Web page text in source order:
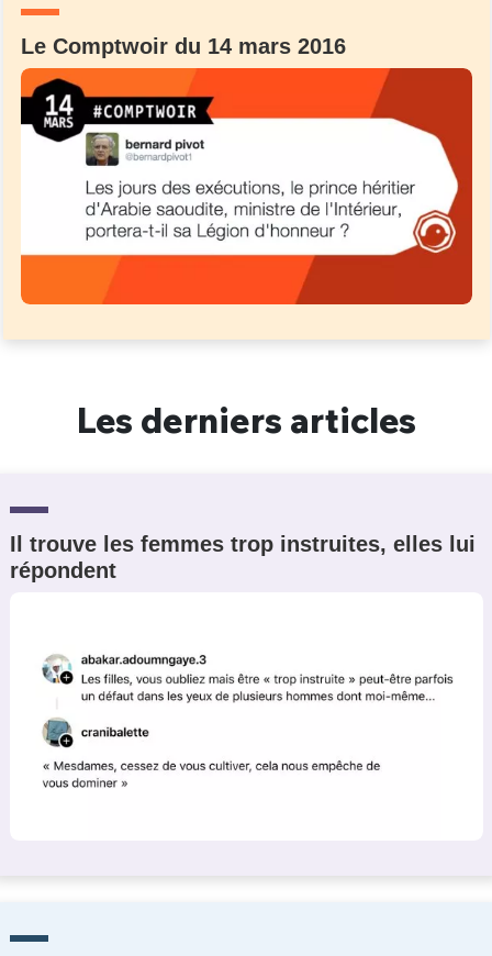
Le Comptwoir du 14 mars 2016
Les derniers articles
Il trouve les femmes trop instruites, elles lui
répondent